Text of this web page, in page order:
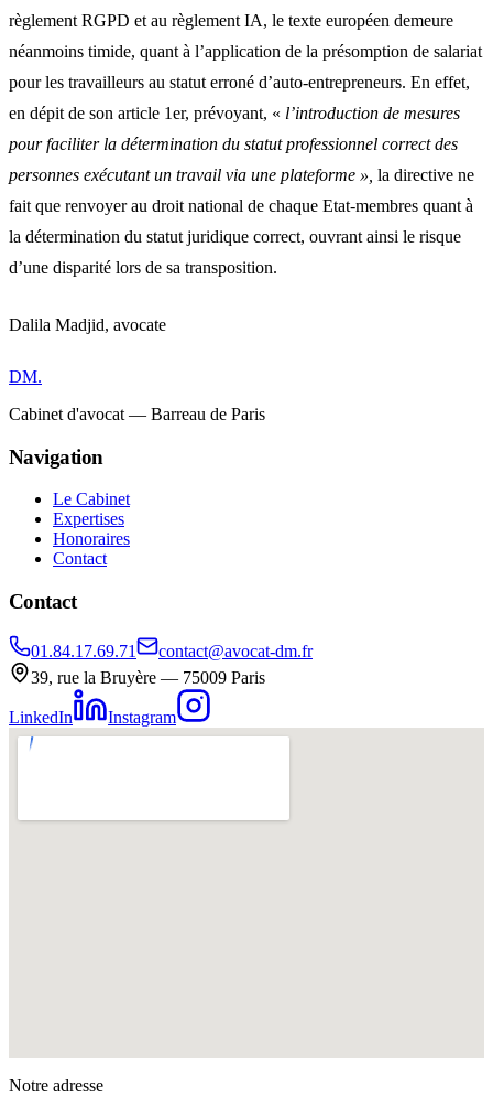
règlement RGPD et au règlement IA, le texte européen demeure
néanmoins timide, quant à l’application de la présomption de salariat
pour les travailleurs au statut erroné d’auto-entrepreneurs. En effet,
en dépit de son article 1er, prévoyant, « l’introduction de mesures
pour faciliter la détermination du statut professionnel correct des
personnes exécutant un travail via une plateforme », la directive ne
fait que renvoyer au droit national de chaque Etat-membres quant à
la détermination du statut juridique correct, ouvrant ainsi le risque
d’une disparité lors de sa transposition.
Dalila Madjid, avocate
DM.
Cabinet d'avocat — Barreau de Paris
Navigation
Le Cabinet
Expertises
Honoraires
Contact
Contact
01.84.17.69.71
contact@avocat-dm.fr
39, rue la Bruyère — 75009 Paris
LinkedIn Instagram
Notre adresse